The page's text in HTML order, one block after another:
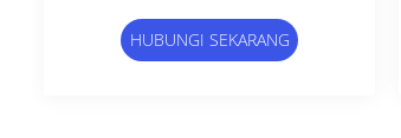
HUBUNGI SEKARANG